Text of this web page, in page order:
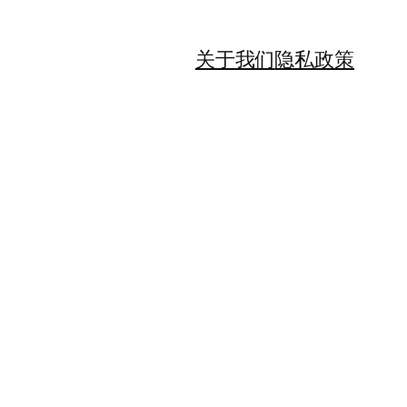
关于我们隐私政策